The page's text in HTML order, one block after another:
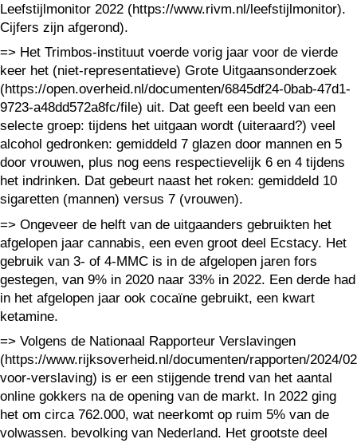
Leefstijlmonitor 2022 (https://www.rivm.nl/leefstijlmonitor).
Cijfers zijn afgerond).
=> Het Trimbos-instituut voerde vorig jaar voor de vierde
keer het (niet-representatieve) Grote Uitgaansonderzoek
(https://open.overheid.nl/documenten/6845df24-0bab-47d1-
9723-a48dd572a8fc/file) uit. Dat geeft een beeld van een
selecte groep: tijdens het uitgaan wordt (uiteraard?) veel
alcohol gedronken: gemiddeld 7 glazen door mannen en 5
door vrouwen, plus nog eens respectievelijk 6 en 4 tijdens
het indrinken. Dat gebeurt naast het roken: gemiddeld 10
sigaretten (mannen) versus 7 (vrouwen).
=> Ongeveer de helft van de uitgaanders gebruikten het
afgelopen jaar cannabis, een even groot deel Ecstacy. Het
gebruik van 3- of 4-MMC is in de afgelopen jaren fors
gestegen, van 9% in 2020 naar 33% in 2022. Een derde had
in het afgelopen jaar ook cocaïne gebruikt, een kwart
ketamine.
=> Volgens de Nationaal Rapporteur Verslavingen
(https://www.rijksoverheid.nl/documenten/rapporten/2024/
voor-verslaving) is er een stijgende trend van het aantal
online gokkers na de opening van de markt. In 2022 ging
het om circa 762.000, wat neerkomt op ruim 5% van de
volwassen. bevolking van Nederland. Het grootste deel